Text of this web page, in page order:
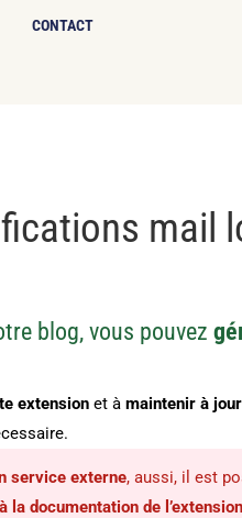
CONTACT
mail
blog, vous pouvez
extension et àmaintenir à
service externe, aussi, il est
la documentation de